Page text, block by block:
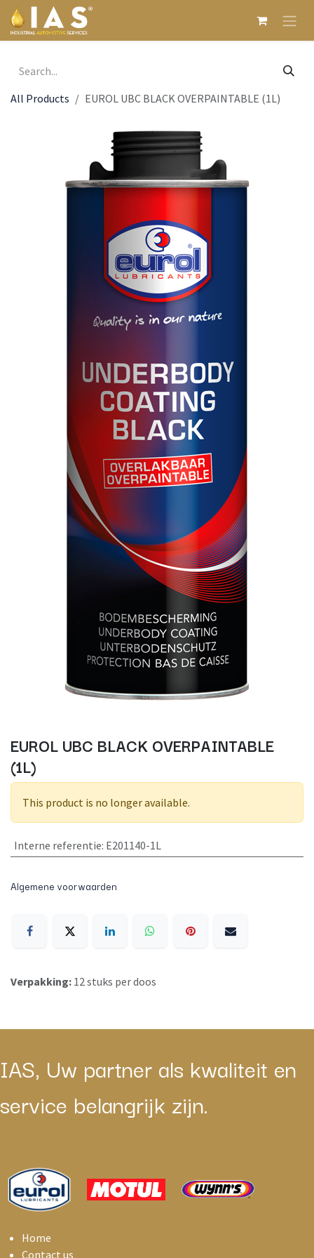
Skip to Content
All Products EUROL UBC BLACK OVERPAINTABLE (1L)
EUROL UBC BLACK OVERPAINTABLE
(1L)
This product is no longer available.
Interne referentie: E201140-1L
Algemene voorwaarden
Verpakking: 12 stuks per doos
IAS, Uw partner als kwaliteit en
service belangrijk zijn.
Home
Contact us